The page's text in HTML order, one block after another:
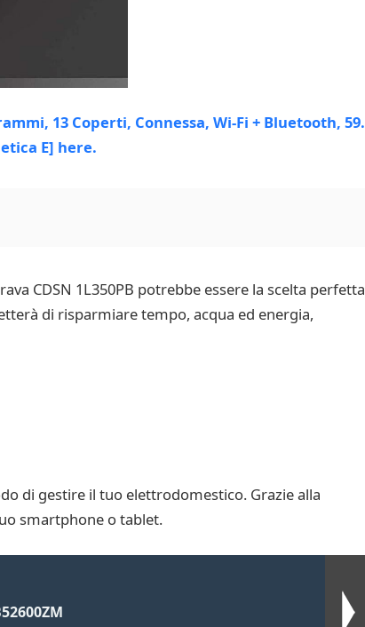
CDSN 1L350PB potrebbe essere la scelta perfetta
di risparmiare tempo, acqua ed energia,
di gestire il tuo elettrodomestico. Grazie alla
smartphone o tablet.